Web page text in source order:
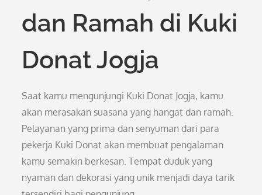
dan Ramah di Kuki
Donat Jogja
Saat kamu mengunjungi Kuki Donat Jogja, kamu
akan merasakan suasana yang hangat dan ramah.
Pelayanan yang prima dan senyuman dari para
pekerja Kuki Donat akan membuat pengalaman
kamu semakin berkesan. Tempat duduk yang
nyaman dan dekorasi yang unik menjadi daya tarik